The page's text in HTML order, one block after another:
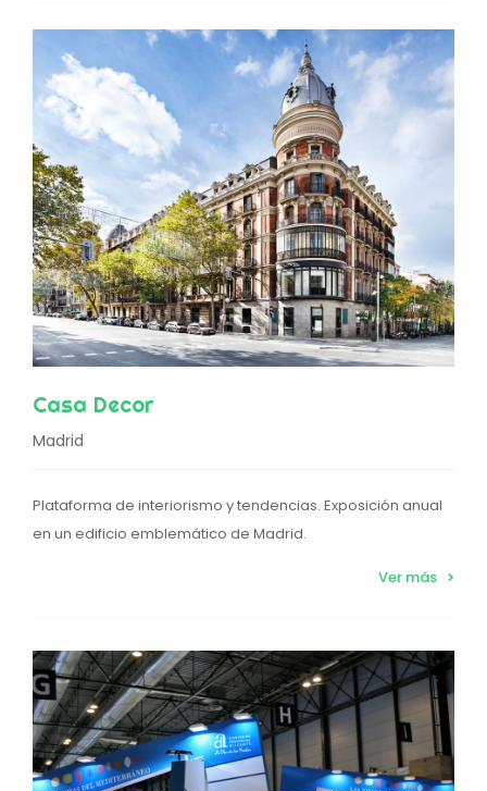
Casa Decor
Madrid
Plataforma de interiorismo y tendencias. Exposición anual
en un edificio emblemático de Madrid.
Ver más